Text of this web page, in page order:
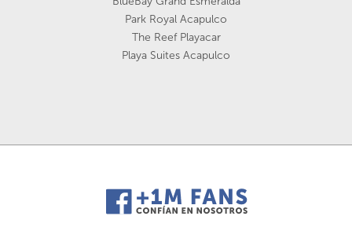
Park Royal Acapulco
The Reef Playacar
Playa Suites Acapulco